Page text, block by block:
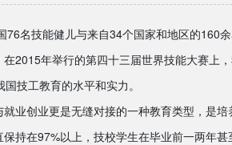
名技能健儿与来自34个国家和地区的160
2015年举行的第四十三届世界技能大赛上
技工教育的水平和实力。
创业更是无缝对接的一种教育类型，是
持在97%以上，技校学生在毕业前一两年